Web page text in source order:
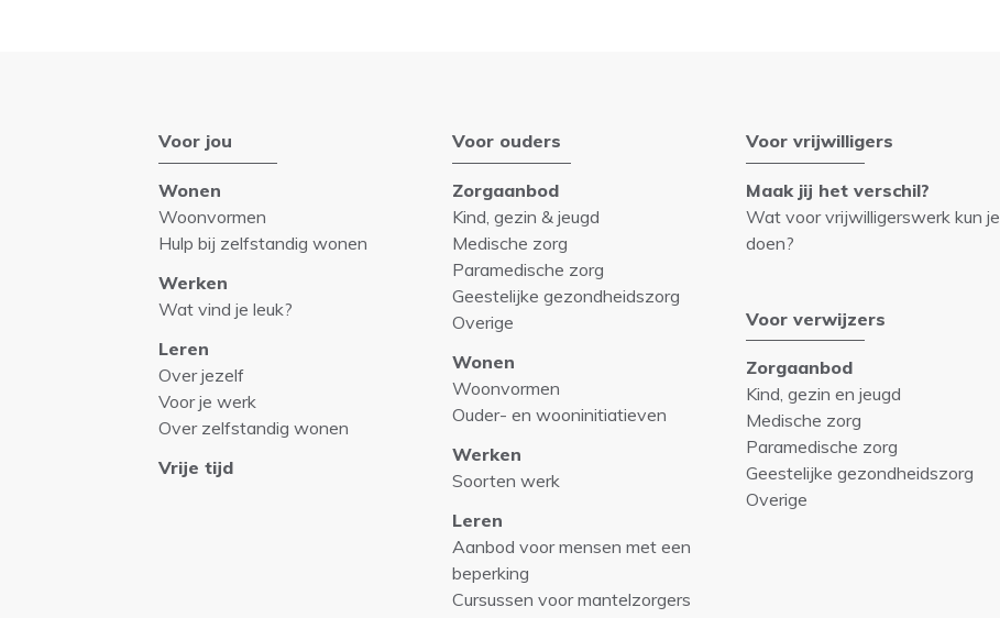
Voor jou
Wonen
Woonvormen
Hulp bij zelfstandig wonen
Werken
Wat vind je leuk?
Leren
Over jezelf
Voor je werk
Over zelfstandig wonen
Vrije tijd
Voor ouders
Zorgaanbod
Kind, gezin & jeugd
Medische zorg
Paramedische zorg
Geestelijke gezondheidszorg
Overige
Wonen
Woonvormen
Ouder- en wooninitiatieven
Werken
Soorten werk
Leren
Aanbod voor mensen met een
beperking
Cursussen voor mantelzorgers
Voor vrijwilligers
Maak jij het verschil?
Wat voor vrijwilligerswerk kun je
doen?
Voor verwijzers
Zorgaanbod
Kind, gezin en jeugd
Medische zorg
Paramedische zorg
Geestelijke gezondheidszorg
Overige